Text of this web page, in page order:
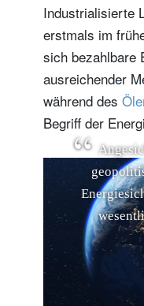
Industrialisierte
erstmals im
sich bezahlbare
ausreichender
während des
Begriff der
Angesic
geopoliti
Energiesic
wesentli
Wirts chafts